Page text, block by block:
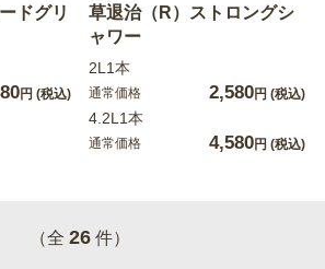
ドグリ
円 (税込)
草退治（R）ストロングシ
ャワー
2L1本
通常価格 2,580円 (税込)
4.2L1本
通常価格 4,580円 (税込)
（全 26 件）